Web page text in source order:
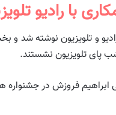
با رادیو
رادیو و تلویزیون نوشته
پای تلویزیون نشستند.
ابراهیم فروزش در